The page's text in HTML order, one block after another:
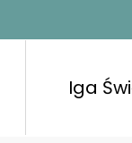
Iga